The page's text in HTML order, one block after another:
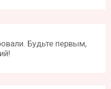
Будьте первым,